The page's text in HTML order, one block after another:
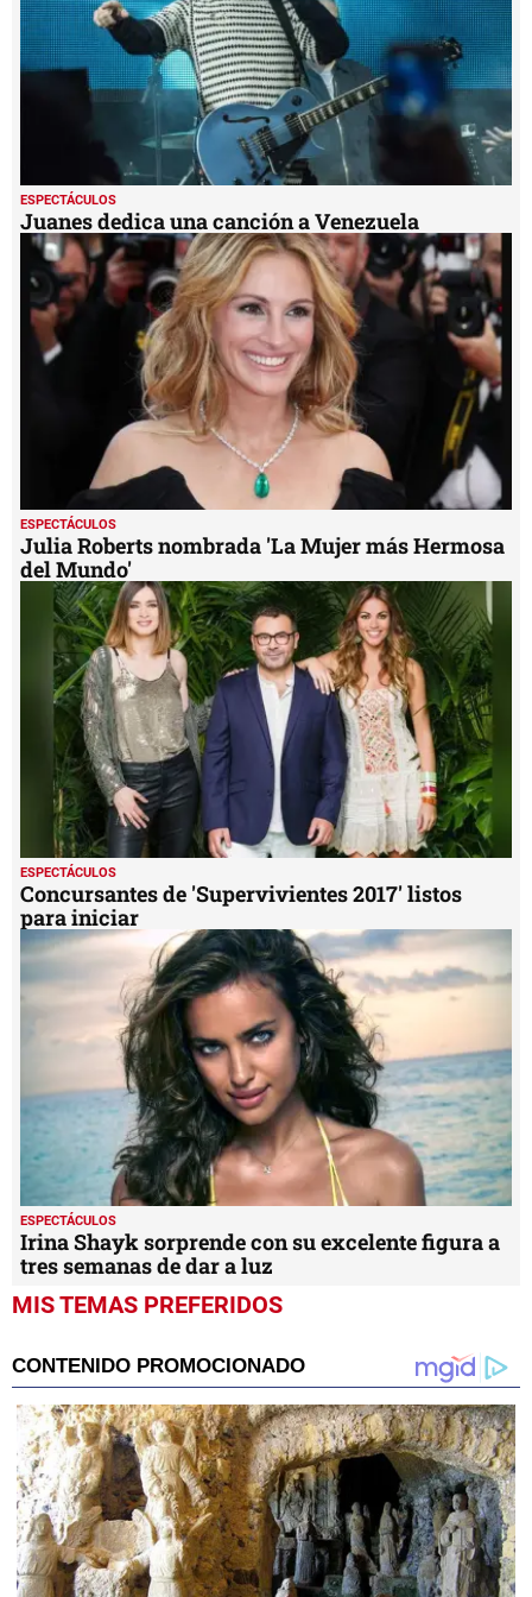
ESPECTÁCULOS
Juanes dedica una canción a Venezuela
ESPECTÁCULOS
Julia Roberts nombrada 'La Mujer más Hermosa
del Mundo'
ESPECTÁCULOS
Concursantes de 'Supervivientes 2017' listos
para iniciar
ESPECTÁCULOS
Irina Shayk sorprende con su excelente figura a
tres semanas de dar a luz
MIS TEMAS PREFERIDOS